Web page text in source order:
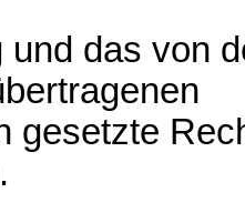
und das von
gesetzte